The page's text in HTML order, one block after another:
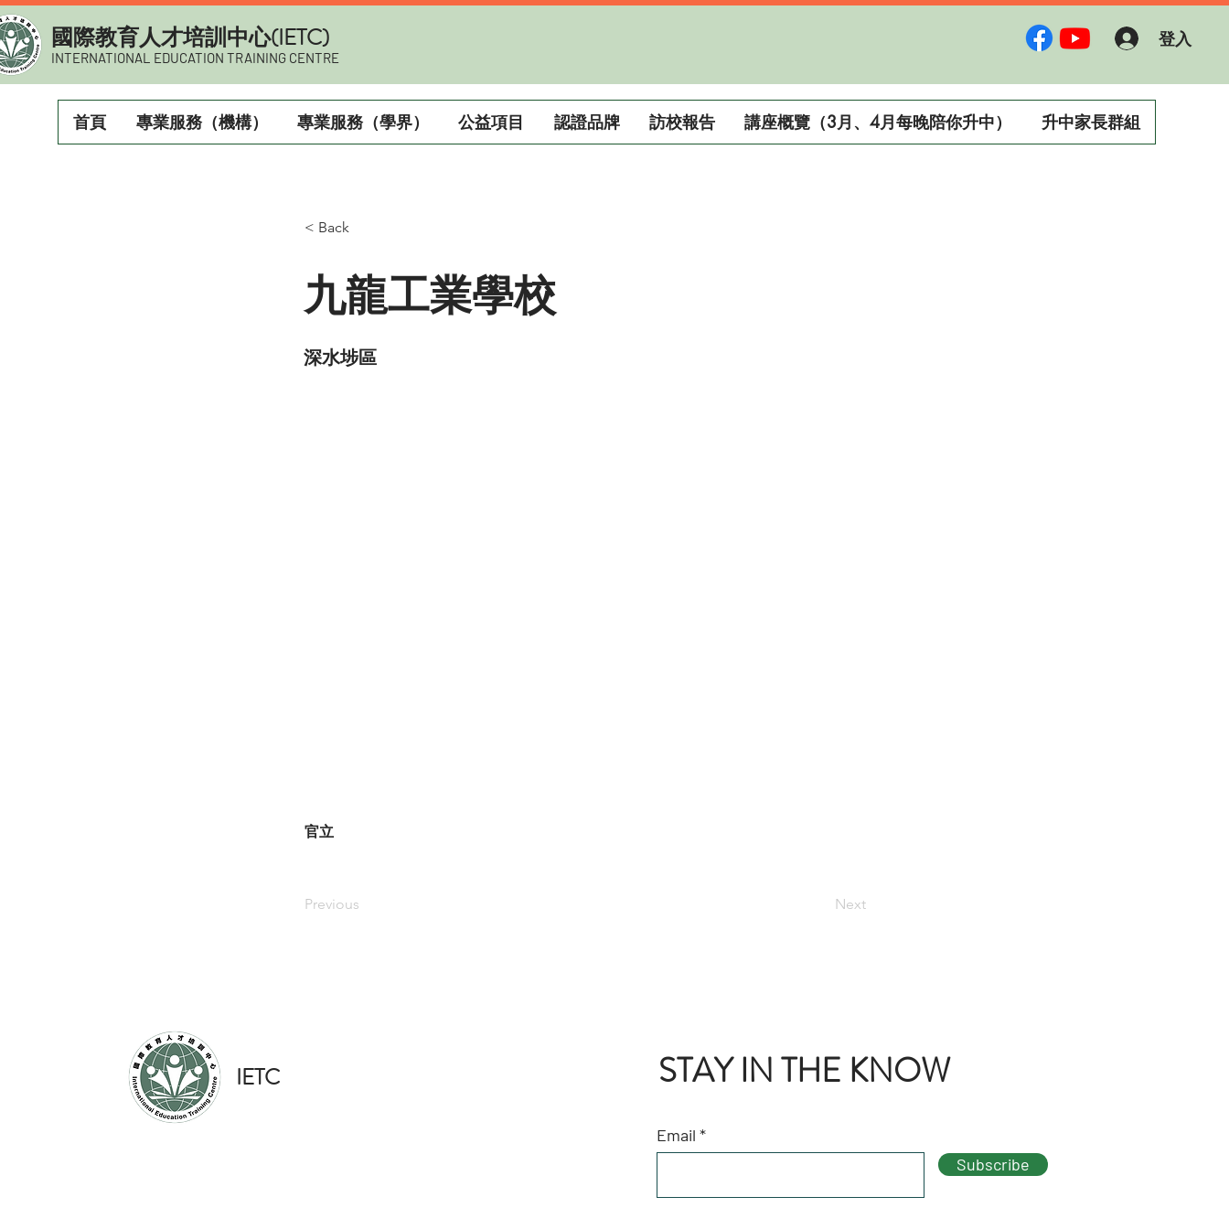
​國際教育人才培訓中心(IETC)
INTERNATIONAL EDUCATION TRAINING CENTRE
登入
首頁 專業服務（機構） 專業服務（學界） 公益項目 認證品牌 訪校報告 講座概覽（3月、4月每晚陪你升中） 升中家長群組
< Back
九龍工業學校
深水埗區
官立
Previous Next
​IETC STAY IN THE KNOW
Email
Subscribe